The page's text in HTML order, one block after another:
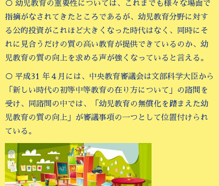
○ 幼児教育の重要性については、これまでも様々な場面で
指摘がなされてきたところであるが、幼児教育分野に対す
る公的投資がこれほど大きくなった時代はなく、同時にそ
れに見合うだけの質の高い教育が提供できているのか、幼
児教育の質の向上を求める声が強くなっていると言える。
○ 平成31 年４月には、中央教育審議会は文部科学大臣から
「新しい時代の初等中等教育の在り方について」の諮問を
受け、同諮問の中では、「幼児教育の無償化を踏まえた幼
児教育の質の向上」が審議事項の一つとして位置付けられ
ている。